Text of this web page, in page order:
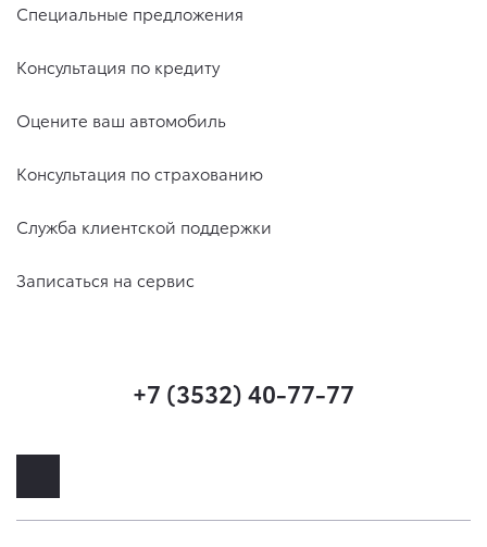
Специальные предложения
Консультация по кредиту
Оцените ваш автомобиль
Консультация по страхованию
Служба клиентской поддержки
Записаться на сервис
+7 (3532) 40-77-77